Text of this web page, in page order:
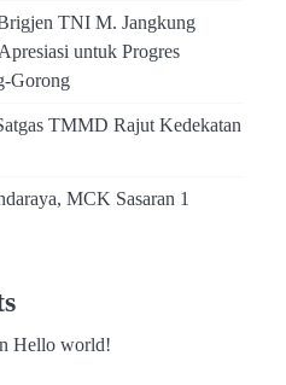
TNI M. Jangkung
untuk Progres
Gorong
TMMD Rajut Kedekatan
MCK Sasaran 1
Hello world!